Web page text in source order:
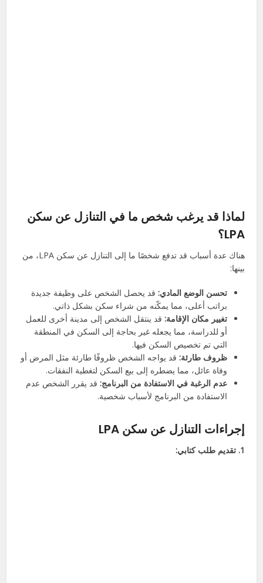
لماذا قد يرغب شخص ما في التنازل عن سكن
LPA؟
هناك عدة أسباب قد تدفع شخصًا ما إلى التنازل عن سكن LPA، من
بينها:
تحسن الوضع المادي: قد يحصل الشخص على وظيفة جديدة
براتب أعلى، مما يمكّنه من شراء سكن بشكل ذاتي.
تغيير مكان الإقامة: قد ينتقل الشخص إلى مدينة أخرى للعمل
أو للدراسة، مما يجعله غير بحاجة إلى السكن في المنطقة
التي تم تخصيص السكن فيها.
ظروف طارئة: قد يواجه الشخص ظروفًا طارئة مثل المرض أو
وفاة عائل، مما يضطره إلى بيع السكن لتغطية النفقات.
عدم الرغبة في الاستفادة من البرنامج: قد يقرر الشخص عدم
الاستفادة من البرنامج لأسباب شخصية.
إجراءات التنازل عن سكن LPA
1. تقديم طلب كتابي: